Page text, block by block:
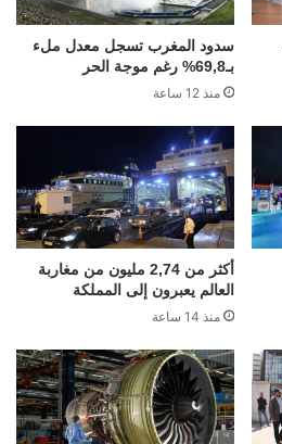
سدود المغرب تسجل معدل ملء
بـ69,8% رغم موجة الحر
منذ 12 ساعة
أكثر من 2,74 مليون من مغاربة
العالم يعبرون إلى المملكة
منذ 14 ساعة